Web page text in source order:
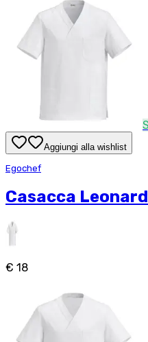
Aggiungi alla wishlist
Egochef
Casacca
€ 18